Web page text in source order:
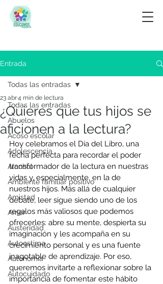
Entrada
Todas las entradas
Abuelos
Acoso escolar
Adolescencia
Alcohol
Ambiente familiar positivo
Amistad
Amor
Austeridad
Autoestima
Autonomía
Autocuidado
Todas las entradas
¿Quieres que tus hijos se
aficionen a la lectura?
23 abr4 min de lectura
Hoy celebramos el Día del Libro, una
fecha perfecta para recordar el poder
transformador de la lectura en nuestras
vidas y, especialmente, en la de
nuestros hijos. Más allá de cualquier
debate, leer sigue siendo uno de los
regalos más valiosos que podemos
ofrecerles: abre su mente, despierta su
imaginación y les acompaña en su
crecimiento personal y es una fuente
inagotable de aprendizaje. Por eso,
queremos invitarte a reflexionar sobre la
importancia de fomentar este hábito